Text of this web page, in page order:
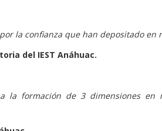
la confianza que han depositado en
del IEST Anáhuac.
la formación de 3 dimensiones en